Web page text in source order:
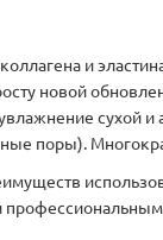
и
новой
сухой
поры).